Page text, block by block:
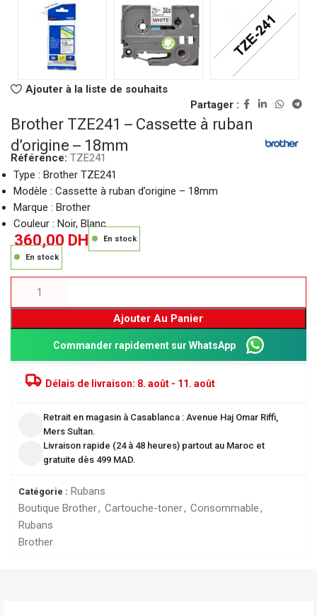
Ajouter à la liste de souhaits
Partager :
Brother TZE241 – Cassette à ruban
d’origine – 18mm
Référence: TZE241
Type : Brother TZE241
Modèle : Cassette à ruban d’origine – 18mm
Marque : Brother
Couleur : Noir, Blanc
360,00 DH
En stock
En stock
Ajouter Au Panier
Commander rapidement sur WhatsApp
Délais de livraison: 8. août - 11. août
Retrait en magasin à Casablanca : Avenue Haj Omar Riffi,
Mers Sultan.
Livraison rapide (24 à 48 heures) partout au Maroc et
gratuite dès 499 MAD.
Catégorie : Rubans
Boutique Brother, Cartouche-toner, Consommable,
Rubans
Brother